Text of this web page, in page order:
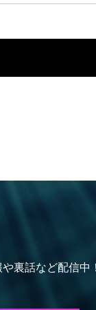
裏話など配信中